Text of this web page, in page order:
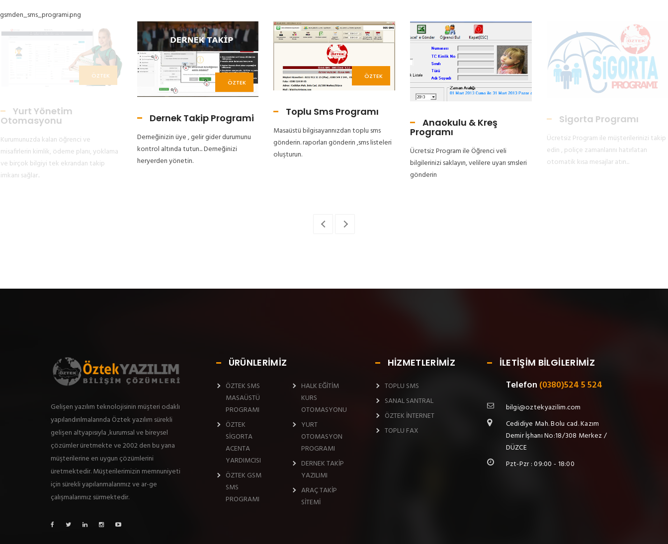
gsmden_sms_programi.png
ÖZTEK
Yurt Yönetim
Otomasyonu
Kurumunuzda kalan öğrenci ve
misafirlerin kimlik, ödeme planı, yoklama
ve birçok bilgiyi tek ekrandan takip
imkanı sağlar..
ÖZTEK
Dernek Takip Programi
Derneğinizin üye , gelir gider durumunu
kontrol altında tutun... Derneğinizi
heryerden yönetin.
ÖZTEK
Toplu Sms Programı
Masaüstü bilgisayarınızdan toplu sms
gönderin. raporları gönderin ,sms listeleri
oluşturun.
Anaokulu & Kreş
Programı
Ücretsiz Program ile Öğrenci veli
bilgilerinizi saklayın, velilere uyarı smsleri
gönderin
Sigorta Programı
Ücretsiz Program ile müşterilerinizi takip
edin , poliçe zamanlarını hatırlatan
otomatik kısa mesajlar atın...
Gelişen yazılım teknolojisinin müşteri odaklı
yapılandırılmalarında Öztek yazılım sürekli
gelişen altyapısıyla ,kurumsal ve bireysel
çözümler üretmekte ve 2002 den bu yana
müşterilerine en uygun çözümlerini
üretmektedir. Müşterilerimizin memnuniyeti
için sürekli yapılanmalarımız ve ar-ge
çalışmalarımız sürmektedir.
ÜRÜNLERİMİZ
ÖZTEK SMS
MASAÜSTÜ
PROGRAMI
ÖZTEK
SİGORTA
ACENTA
YARDIMCISI
ÖZTEK GSM
SMS
PROGRAMI
HALK EĞİTİM
KURS
OTOMASYONU
YURT
OTOMASYON
PROGRAMI
DERNEK TAKİP
YAZILIMI
ARAÇ TAKİP
SİTEMİ
HİZMETLERİMİZ
TOPLU SMS
SANAL SANTRAL
ÖZTEK İNTERNET
TOPLU FAX
İLETİŞİM BİLGİLERİMİZ
Telefon (0380)524 5 524
bilgi@oztekyazilim.com
Cedidiye Mah. Bolu cad. Kazım
Demir İşhanı No:18/308 Merkez /
DÜZCE
Pzt-Pzr : 09:00 - 18:00